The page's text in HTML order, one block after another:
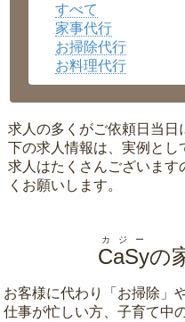
沖縄県
すべて
家事代行
お掃除代行
お料理代行
求人の多くがご依頼日当日
下の求人情報は、実例とし
求人はたくさんございます
くお願いします。
CaSy
カジー
の
お客様に代わり「 お掃除 」
仕事が忙しい方、子育て中